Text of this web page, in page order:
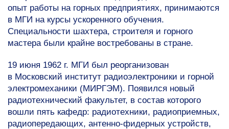
опыт работы на горных предприятиях, принимаются
в МГИ на курсы ускоренного обучения.
Специальности шахтера, строителя и горного
мастера были крайне востребованы в стране.
19 июня 1962 г. МГИ был реорганизован
в Московский институт радиоэлектроники и горной
электромеханики (МИРГЭМ). Появился новый
радиотехнический факультет, в состав которого
вошли пять кафедр: радиотехники, радиоприемных,
радиопередающих, антенно-фидерных устройств,